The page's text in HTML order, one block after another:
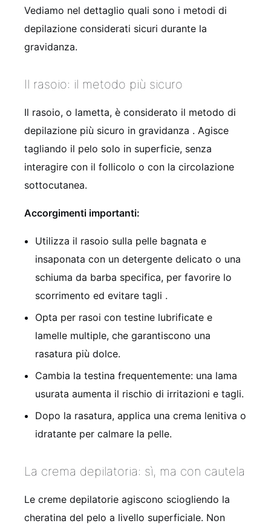
Vediamo nel dettaglio quali sono i metodi di
depilazione considerati sicuri durante la
gravidanza.
Il rasoio: il metodo più sicuro
Il rasoio, o lametta, è considerato il metodo di
depilazione più sicuro in gravidanza . Agisce
tagliando il pelo solo in superficie, senza
interagire con il follicolo o con la circolazione
sottocutanea.
Accorgimenti importanti:
Utilizza il rasoio sulla pelle bagnata e
insaponata con un detergente delicato o una
schiuma da barba specifica, per favorire lo
scorrimento ed evitare tagli .
Opta per rasoi con testine lubrificate e
lamelle multiple, che garantiscono una
rasatura più dolce.
Cambia la testina frequentemente: una lama
usurata aumenta il rischio di irritazioni e tagli.
Dopo la rasatura, applica una crema lenitiva o
idratante per calmare la pelle.
La crema depilatoria: sì, ma con cautela
Le creme depilatorie agiscono sciogliendo la
cheratina del pelo a livello superficiale. Non